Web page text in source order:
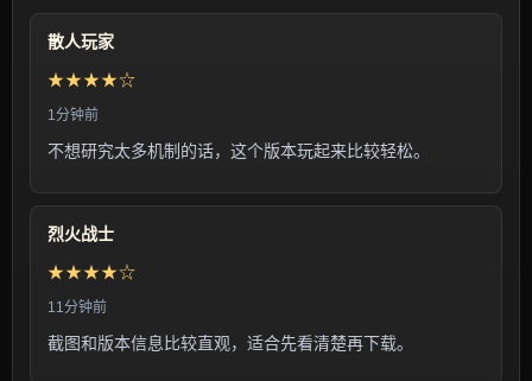
散人玩家
★★★★☆
1分钟前
不想研究太多机制的话，这个版本玩起来比较轻松。
烈火战士
★★★★☆
11分钟前
截图和版本信息比较直观，适合先看清楚再下载。